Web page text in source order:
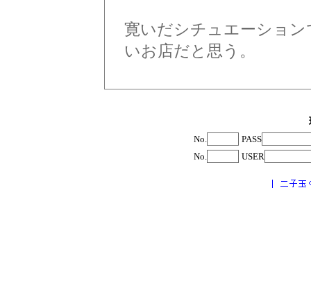
寛いだシチュエーショ
いお店だと思う。
No.
PASS
No.
USER